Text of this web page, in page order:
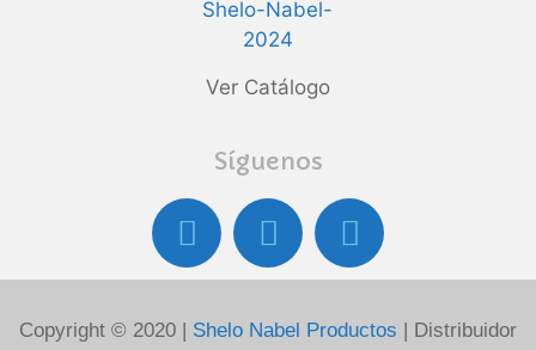
Ver Catálogo
Síguenos
Copyright © 2020 | Shelo Nabel Productos | Distribuidor